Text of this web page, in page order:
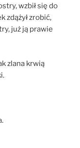
wzbił się do
zdążył zrobić,
już ją prawie
zlana krwią